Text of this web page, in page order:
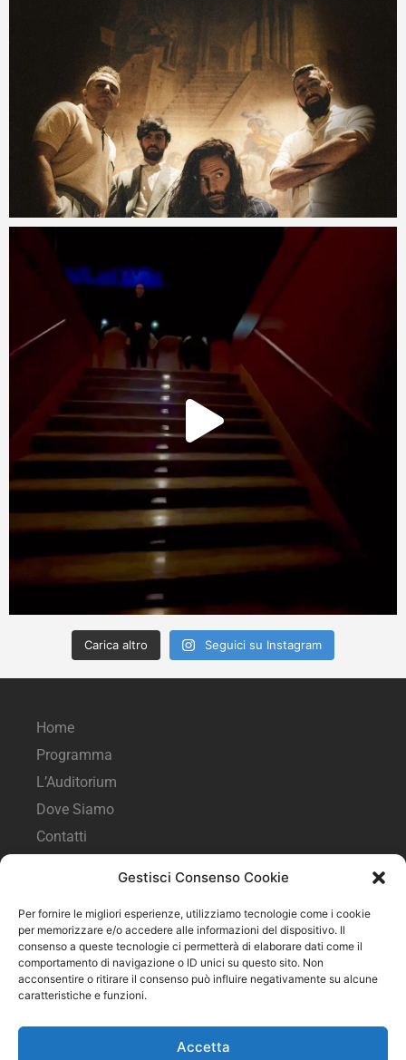
Gestisci Consenso Cookie
Per fornire le migliori esperienze, utilizziamo tecnologie come i cookie
per memorizzare e/o accedere alle informazioni del dispositivo. Il
consenso a queste tecnologie ci permetterà di elaborare dati come il
comportamento di navigazione o ID unici su questo sito. Non
acconsentire o ritirare il consenso può influire negativamente su alcune
caratteristiche e funzioni.
Accetta
Carica altro Seguici su Instagram
Home
Programma
L’Auditorium
Dove Siamo
Contatti
Seguici sui social